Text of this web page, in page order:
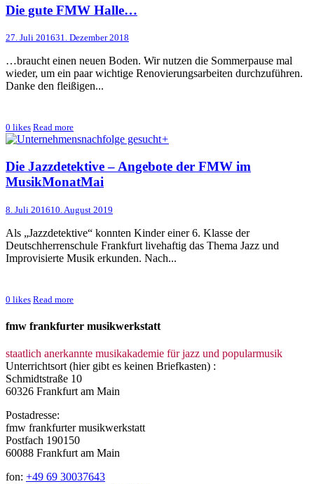
Die gute FMW Halle…
27. Juli 201631. Dezember 2018
…braucht einen neuen Boden. Wir nutzen die Sommerpause mal
wieder, um ein paar wichtige Renovierungsarbeiten durchzuführen.
Danke den fleißigen...
0 likes Read more
+
Die Jazzdetektive – Angebote der FMW im
MusikMonatMai
8. Juli 201610. August 2019
Als „Jazzdetektive“ konnten Kinder einer 6. Klasse der
Deutschherrenschule Frankfurt livehaftig das Thema Jazz und
Improvisierte Musik erkunden. Nach...
0 likes Read more
fmw frankfurter musikwerkstatt
staatlich anerkannte musikakademie für jazz und popularmusik
Unterrichtsort (hier gibt es keinen Briefkasten) :
Schmidtstraße 10
60326 Frankfurt am Main
Postadresse:
fmw frankfurter musikwerkstatt
Postfach 190150
60088 Frankfurt am Main
fon: +49 69 30037643